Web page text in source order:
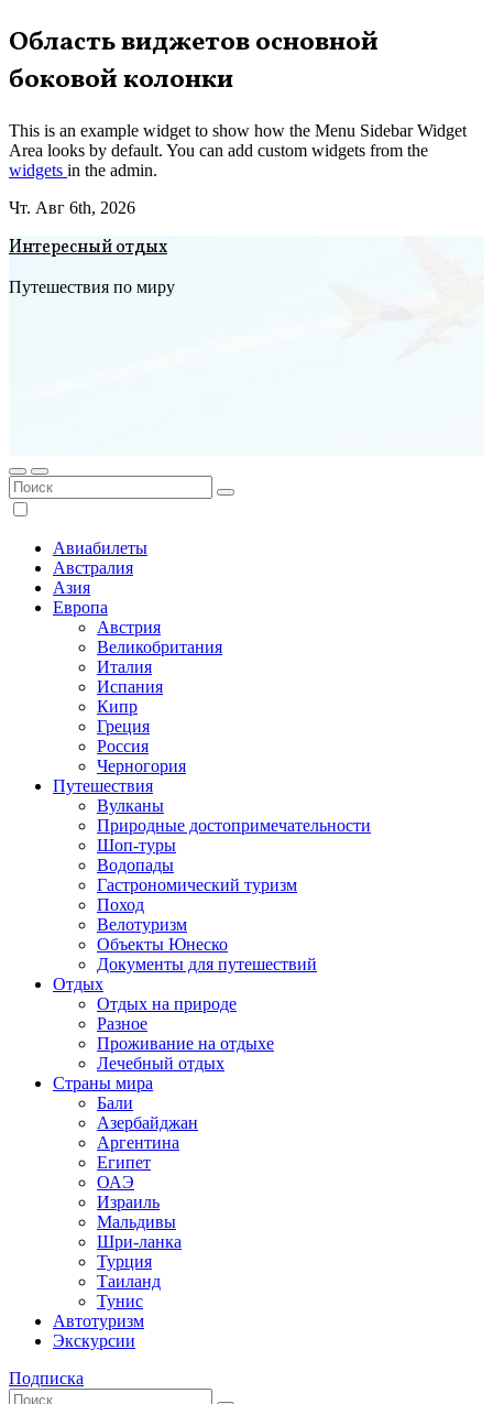
Перейти
к
содержимому
Область виджетов основной
боковой колонки
This is an example widget to show how the Menu Sidebar Widget
Area looks by default. You can add custom widgets from the
widgets in the admin.
Чт. Авг 6th, 2026
Интересный отдых
Путешествия по миру
Авиабилеты
Австралия
Азия
Европа
Австрия
Великобритания
Италия
Испания
Кипр
Греция
Россия
Черногория
Путешествия
Вулканы
Природные достопримечательности
Шоп-туры
Водопады
Гастрономический туризм
Поход
Велотуризм
Объекты Юнеско
Документы для путешествий
Отдых
Отдых на природе
Разное
Проживание на отдыхе
Лечебный отдых
Страны мира
Бали
Азербайджан
Аргентина
Египет
ОАЭ
Израиль
Мальдивы
Шри-ланка
Турция
Таиланд
Тунис
Автотуризм
Экскурсии
Подписка